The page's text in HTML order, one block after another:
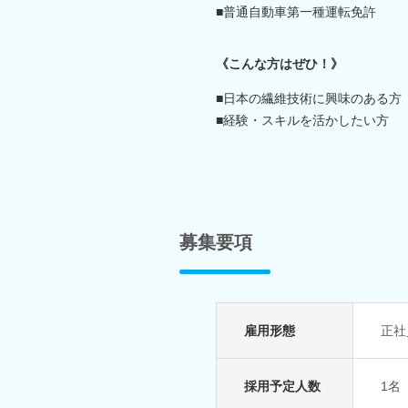
■普通自動車第一種運転免許
《こんな方はぜひ！》
■日本の繊維技術に興味のある方
■経験・スキルを活かしたい方
募集要項
雇用形態 正
採用予定人数 1名